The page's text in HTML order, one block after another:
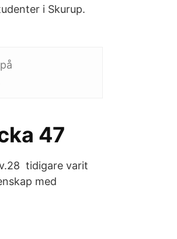
i Skurup.
47
v.28 tidigare varit
med